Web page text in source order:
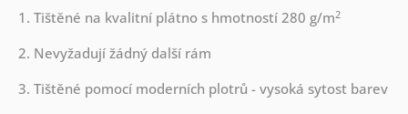
1. Tištěné na kvalitní plátno s hmotností 280 g/m2
2. Nevyžadují žádný další rám
3. Tištěné pomocí moderních plotrů - vysoká sytost barev